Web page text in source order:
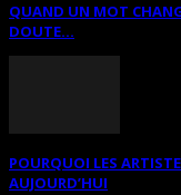
QUAND UN MOT
DOUTE...
POURQUOI LES
AUJOURD’HUI